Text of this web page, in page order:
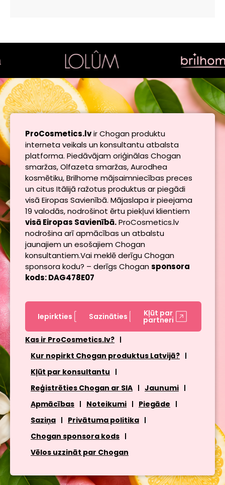
ProCosmetics.lvir Chogan produktu
interneta veikals un konsultantu atbalsta
platforma. Piedāvājam oriģinālas Chogan
smaržas, Olfazeta smaržas, Aurodhea
kosmētiku, Brilhome mājsaimniecības preces
un citus Itālijā ražotus produktus ar piegādi
visā Eiropas Savienībā. Mājaslapa ir pieejama
19 valodās, nodrošinot ērtu piekļuvi klientiem
visā Eiropas Savienībā.ProCosmetics.lv
nodrošina arī apmācības un atbalstu
jaunajiem un esošajiem Chogan
konsultantiem.Vai meklē derīgu Chogan
sponsora kodu? – derīgs Chogansponsora
kods: DAG478E07
Iepirkties Sazināties Kļūt par
partneri
Kas ir ProCosmetics.lv?
Kur nopirkt Chogan produktus Latvijā?
Kļūt par konsultantu
Reģistrēties Chogan ar SIA
Jaunumi
Apmācības
Noteikumi
Piegāde
Saziņa
Privātuma politika
Chogan sponsora kods
Vēlos uzzināt par Chogan